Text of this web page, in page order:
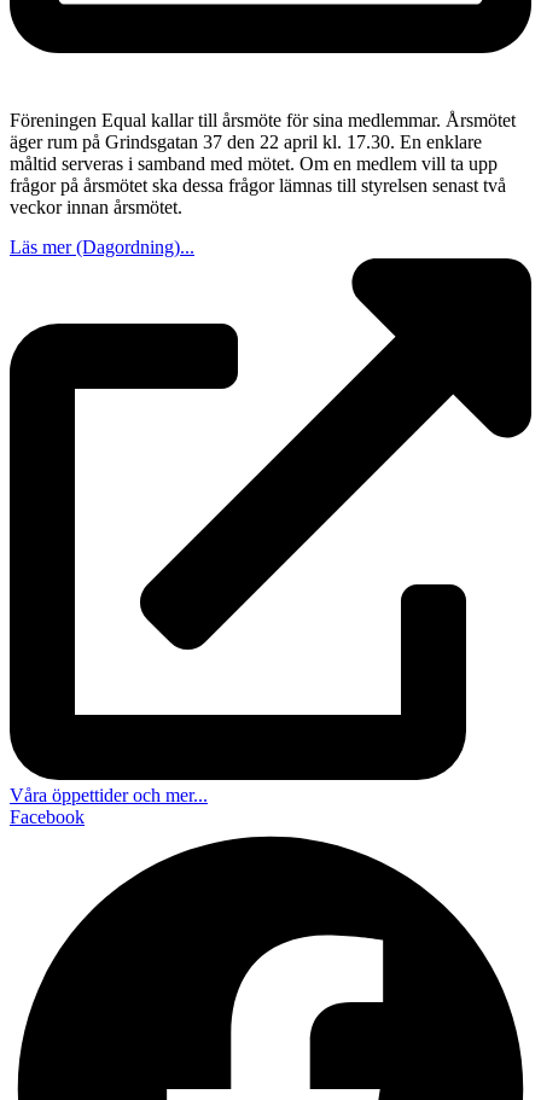
Föreningen Equal kallar till årsmöte för sina medlemmar. Årsmötet
äger rum på Grindsgatan 37 den 22 april kl. 17.30. En enklare
måltid serveras i samband med mötet. Om en medlem vill ta upp
frågor på årsmötet ska dessa frågor lämnas till styrelsen senast två
veckor innan årsmötet.
Läs mer (Dagordning)...
Våra öppettider och mer...
Facebook